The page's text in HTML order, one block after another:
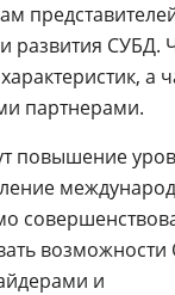
развития СУБД.
а
партнерами.
повышение
возможности
и